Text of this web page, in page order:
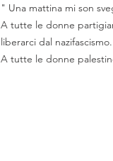
" Una mattina mi son
A tutte le donne
liberarci dal nazifascismo.
A tutte le donne